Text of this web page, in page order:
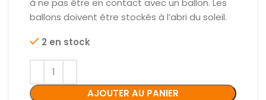
à ne pas être en contact avec un ballon. Les
ballons doivent être stockés à l’abri du soleil.
2 en stock
AJOUTER AU PANIER